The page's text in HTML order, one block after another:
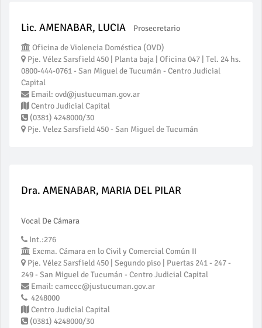
Lic. AMENABAR, LUCIA
Prosecretario
Oficina de Violencia Doméstica (OVD)
Pje. Vélez Sarsfield 450 | Planta baja | Oficina 047 | Tel. 24 hs.
0800-444-0761 - San Miguel de Tucumán - Centro Judicial
Capital
Email: ovd@justucuman.gov.ar
Centro Judicial Capital
(0381) 4248000/30
Pje. Velez Sarsfield 450 - San Miguel de Tucumán
Dra. AMENABAR, MARIA DEL PILAR
Vocal De Cámara
Int.:276
Excma. Cámara en lo Civil y Comercial Común II
Pje. Vélez Sarsfield 450 | Segundo piso | Puertas 241 - 247 -
249 - San Miguel de Tucumán - Centro Judicial Capital
Email: camccc@justucuman.gov.ar
4248000
Centro Judicial Capital
(0381) 4248000/30